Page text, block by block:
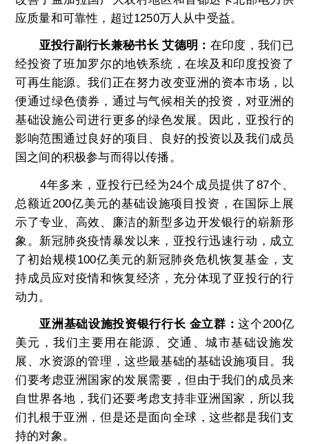
应质量和可靠性，超过1250万人从中受益。
亚投行副行长兼秘书长 艾德明： 在印度，我们已
经投资了班加罗尔的地铁系统，在埃及和印度投资了
可再生能源。我们正在努力改变亚洲的资本市场，以
便通过绿色债券，通过与气候相关的投资，对亚洲的
基础设施公司进行更多的绿色发展。因此，亚投行的
影响范围通过良好的项目、良好的投资以及我们成员
国之间的积极参与而得以传播。
4年多来，亚投行已经为24个成员提供了87个、
总额近200亿美元的基础设施项目投资，在国际上展
示了专业、高效、廉洁的新型多边开发银行的崭新形
象。新冠肺炎疫情暴发以来，亚投行迅速行动，成立
了初始规模100亿美元的新冠肺炎危机恢复基金，支
持成员应对疫情和恢复经济，充分体现了亚投行的行
动力。
亚洲基础设施投资银行行长 金立群 ：这个200亿
美元，我们主要用在能源、交通、城市基础设施发
展、水资源的管理，这些最基础的基础设施项目。我
们要考虑亚洲国家的发展需要，但由于我们的成员来
自世界各地，我们还要考虑支持非亚洲国家，所以我
们扎根于亚洲，但是还是面向全球，这些都是我们支
持的对象。